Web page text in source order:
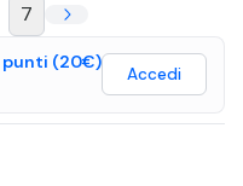
7
punti (20€)
Accedi